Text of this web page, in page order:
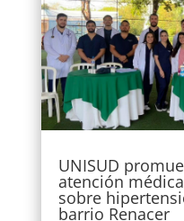
UNISUD
atención
sobre
barrio Renacer